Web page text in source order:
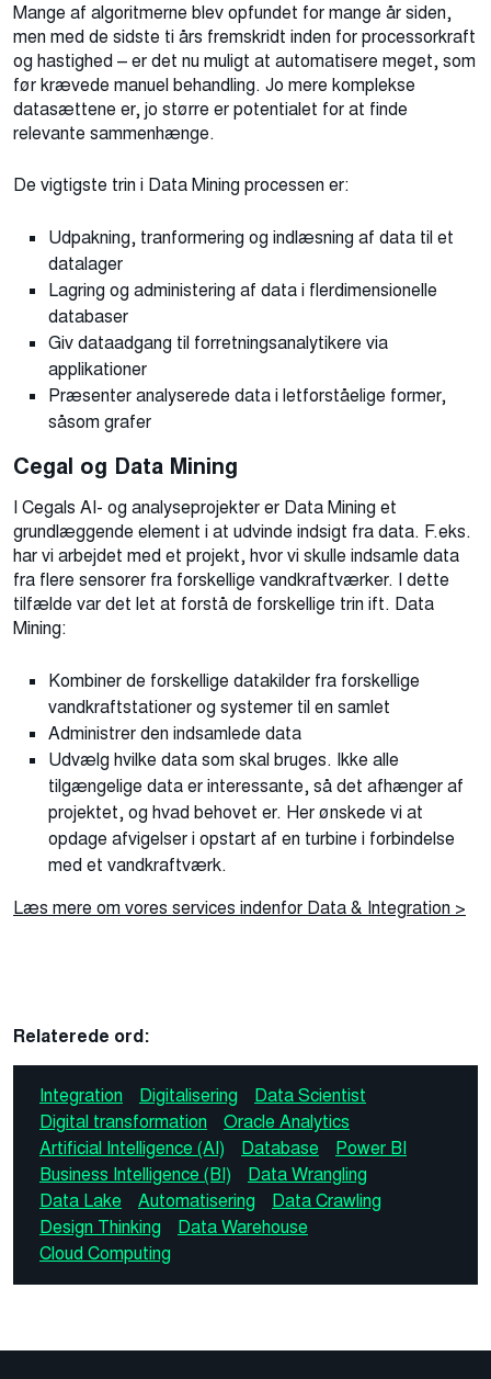
Mange af algoritmerne blev opfundet for mange år siden,
men med de sidste ti års fremskridt inden for processorkraft
og hastighed – er det nu muligt at automatisere meget, som
før krævede manuel behandling. Jo mere komplekse
datasættene er, jo større er potentialet for at finde
relevante sammenhænge.
De vigtigste trin i Data Mining processen er:
Udpakning, tranformering og indlæsning af data til et
datalager
Lagring og administering af data i flerdimensionelle
databaser
Giv dataadgang til forretningsanalytikere via
applikationer
Præsenter analyserede data i letforståelige former,
såsom grafer
Cegal og Data Mining
I Cegals AI- og analyseprojekter er Data Mining et
grundlæggende element i at udvinde indsigt fra data. F.eks.
har vi arbejdet med et projekt, hvor vi skulle indsamle data
fra flere sensorer fra forskellige vandkraftværker. I dette
tilfælde var det let at forstå de forskellige trin ift. Data
Mining:
Kombiner de forskellige datakilder fra forskellige
vandkraftstationer og systemer til en samlet
Administrer den indsamlede data
Udvælg hvilke data som skal bruges. Ikke alle
tilgængelige data er interessante, så det afhænger af
projektet, og hvad behovet er. Her ønskede vi at
opdage afvigelser i opstart af en turbine i forbindelse
med et vandkraftværk.
Læs mere om vores services indenfor Data & Integration >
Relaterede ord:
Integration Digitalisering
Data Scientist
Digital transformation
Oracle Analytics
Artificial Intelligence (AI)
Database
Power BI
Business Intelligence (BI)
Data Wrangling
Data Lake
Automatisering
Data Crawling
Design Thinking
Data Warehouse
Cloud Computing